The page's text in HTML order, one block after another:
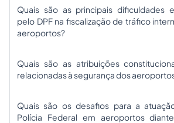
Quais são as principais dificuldades
pelo DPF na fiscalização de tráfico
aeroportos?
Quais são as atribuições
relacionadas à segurança dos
Quais são os desafios para a
Polícia Federal em aeroportos